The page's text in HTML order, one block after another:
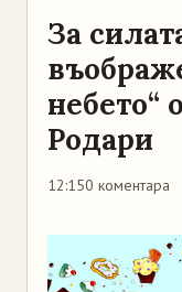
За
небето“
Родари
12:150 коментара